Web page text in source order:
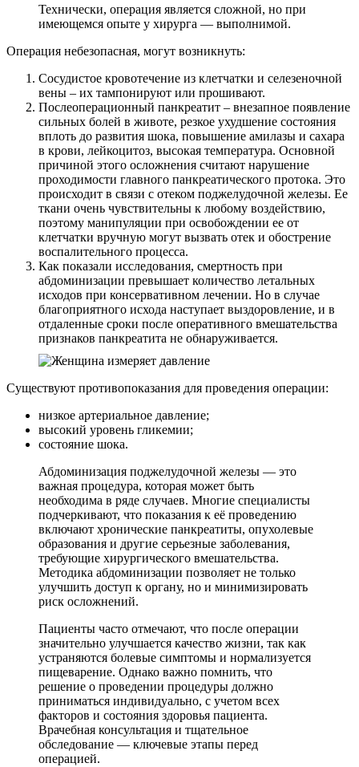
Технически, операция является сложной, но при
имеющемся опыте у хирурга — выполнимой.
Операция небезопасная, могут возникнуть:
Сосудистое кровотечение из клетчатки и селезеночной
вены – их тампонируют или прошивают.
Послеоперационный панкреатит – внезапное появление
сильных болей в животе, резкое ухудшение состояния
вплоть до развития шока, повышение амилазы и сахара
в крови, лейкоцитоз, высокая температура. Основной
причиной этого осложнения считают нарушение
проходимости главного панкреатического протока. Это
происходит в связи с отеком поджелудочной железы. Ее
ткани очень чувствительны к любому воздействию,
поэтому манипуляции при освобождении ее от
клетчатки вручную могут вызвать отек и обострение
воспалительного процесса.
Как показали исследования, смертность при
абдоминизации превышает количество летальных
исходов при консервативном лечении. Но в случае
благоприятного исхода наступает выздоровление, и в
отдаленные сроки после оперативного вмешательства
признаков панкреатита не обнаруживается.
Существуют противопоказания для проведения операции:
низкое артериальное давление;
высокий уровень гликемии;
состояние шока.
Абдоминизация поджелудочной железы — это
важная процедура, которая может быть
необходима в ряде случаев. Многие специалисты
подчеркивают, что показания к её проведению
включают хронические панкреатиты, опухолевые
образования и другие серьезные заболевания,
требующие хирургического вмешательства.
Методика абдоминизации позволяет не только
улучшить доступ к органу, но и минимизировать
риск осложнений.
Пациенты часто отмечают, что после операции
значительно улучшается качество жизни, так как
устраняются болевые симптомы и нормализуется
пищеварение. Однако важно помнить, что
решение о проведении процедуры должно
приниматься индивидуально, с учетом всех
факторов и состояния здоровья пациента.
Врачебная консультация и тщательное
обследование — ключевые этапы перед
операцией.